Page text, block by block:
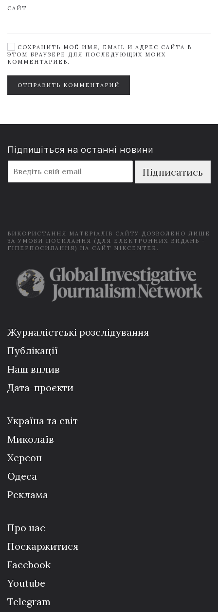
САЙТ
СОХРАНИТЬ МОЁ ИМЯ, EMAIL И АДРЕС САЙТА В
ЭТОМ БРАУЗЕРЕ ДЛЯ ПОСЛЕДУЮЩИХ МОИХ
КОММЕНТАРИЕВ.
ОТПРАВИТЬ КОММЕНТАРИЙ
Підпишіться на останні новини
m
a
Підписатись
ВИКОРИСТАННЯ МАТЕРІАЛІВ САЙТУ ДОЗВОЛЕНО ЛИШЕ
ЗА УМОВИ ПОСИЛАННЯ (ДЛЯ ЕЛЕКТРОННИХ ВИДАНЬ -
ГІПЕРПОСИЛАННЯ) НА САЙТ NIKCENTER.
Журналістські розслідування
Публікації
Наш вплив
Дата-проєкти
Україна та світ
Миколаїв
Херсон
Одеса
Реклама
Про нас
Поскаржитися
Facebook
Youtube
Telegram